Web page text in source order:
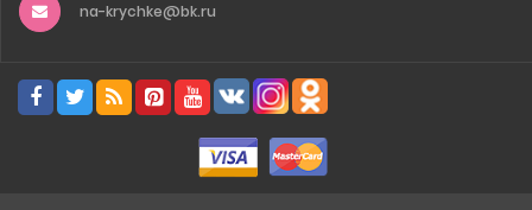
na-krychke@bk.ru